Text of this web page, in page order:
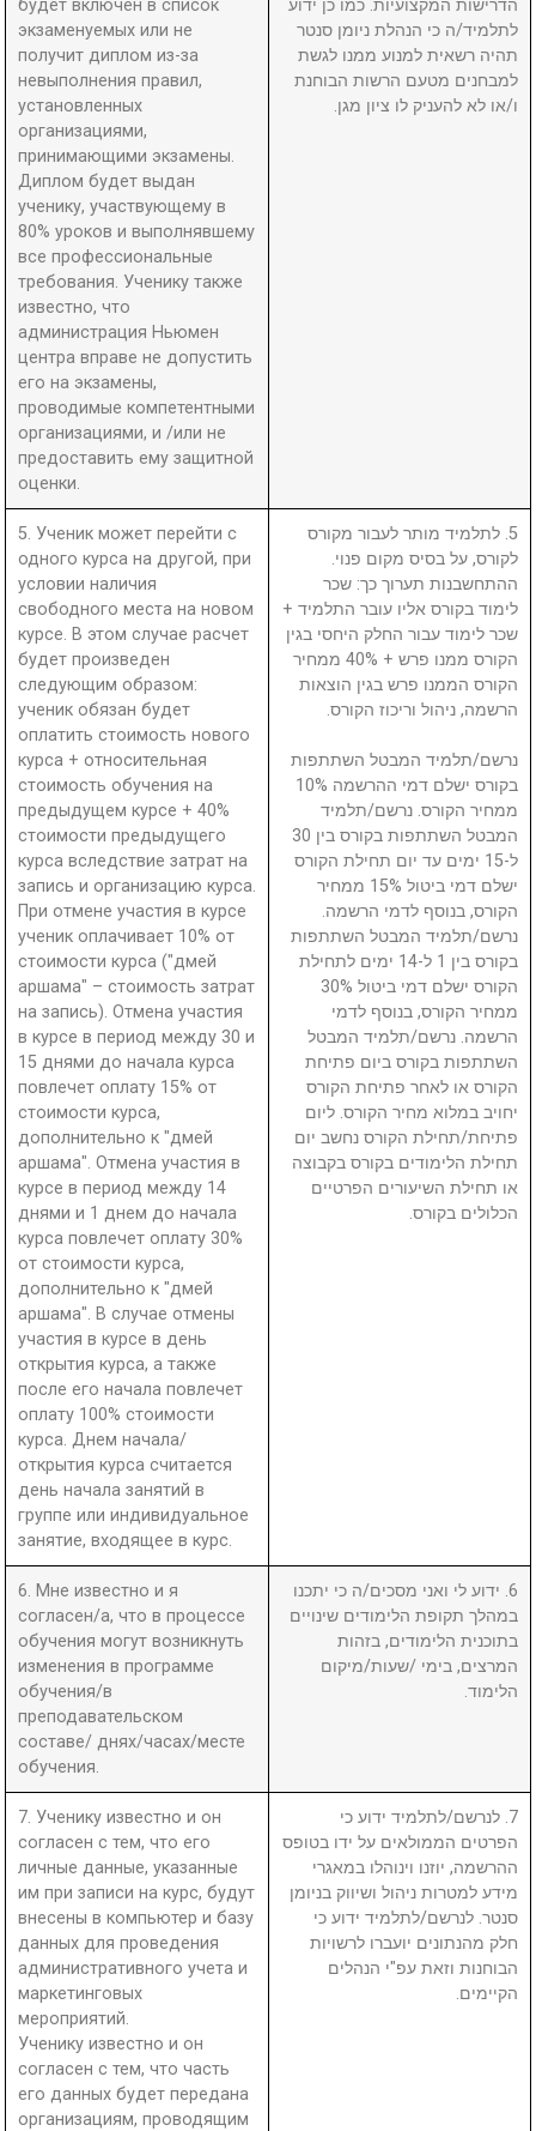
будет включен в список
экзаменуемых или не
получит диплом из-за
невыполнения правил,
установленных
организациями,
принимающими экзамены.
Диплом будет выдан
ученику, участвующему в
80% уроков и выполнявшему
все профессиональные
требования. Ученику также
известно, что
администрация Ньюмен
центра вправе не допустить
его на экзамены,
проводимые компетентными
организациями, и /или не
предоставить ему защитной
оценки.
הדרישות המקצועיות. כמו כן ידוע
לתלמיד/ה כי הנהלת ניומן סנטר
תהיה רשאית למנוע ממנו לגשת
למבחנים מטעם הרשות הבוחנת
ו/או לא להעניק לו ציון מגן.
5. Ученик может перейти с
одного курса на другой, при
условии наличия
свободного места на новом
курсе. В этом случае расчет
будет произведен
следующим образом:
ученик обязан будет
оплатить стоимость нового
курса + относительная
стоимость обучения на
предыдущем курсе + 40%
стоимости предыдущего
курса вследствие затрат на
запись и организацию курса.
При отмене участия в курсе
ученик оплачивает 10% от
стоимости курса ("дмей
аршама" – стоимость затрат
на запись). Отмена участия
в курсе в период между 30 и
15 днями до начала курса
повлечет оплату 15% от
стоимости курса,
дополнительно к "дмей
аршама". Отмена участия в
курсе в период между 14
днями и 1 днем до начала
курса повлечет оплату 30%
от стоимости курса,
дополнительно к "дмей
аршама". В случае отмены
участия в курсе в день
открытия курса, а также
после его начала повлечет
оплату 100% стоимости
курса. Днем начала/
открытия курса считается
день начала занятий в
группе или индивидуальное
занятие, входящее в курс.
5. לתלמיד מותר לעבור מקורס
לקורס, על בסיס מקום פנוי.
ההתחשבנות תערוך כך: שכר
לימוד בקורס אליו עובר התלמיד +
שכר לימוד עבור החלק היחסי בגין
הקורס ממנו פרש + 40% ממחיר
הקורס הממנו פרש בגין הוצאות
הרשמה, ניהול וריכוז הקורס.
נרשם/תלמיד המבטל השתתפות
בקורס ישלם דמי ההרשמה 10%
ממחיר הקורס. נרשם/תלמיד
המבטל השתתפות בקורס בין 30
ל-15 ימים עד יום תחילת הקורס
ישלם דמי ביטול 15% ממחיר
הקורס, בנוסף לדמי הרשמה.
נרשם/תלמיד המבטל השתתפות
בקורס בין 1 ל-14 ימים לתחילת
הקורס ישלם דמי ביטול 30%
ממחיר הקורס, בנוסף לדמי
הרשמה. נרשם/תלמיד המבטל
השתתפות בקורס ביום פתיחת
הקורס או לאחר פתיחת הקורס
יחויב במלוא מחיר הקורס. ליום
פתיחת/תחילת הקורס נחשב יום
תחילת הלימודים בקורס בקבוצה
או תחילת השיעורים הפרטיים
הכלולים בקורס.
6. Мне известно и я
согласен/а, что в процессе
обучения могут возникнуть
изменения в программе
обучения/в
преподавательском
составе/ днях/часах/месте
обучения.
6. ידוע לי ואני מסכים/ה כי יתכנו
במהלך תקופת הלימודים שינויים
בתוכנית הלימודים, בזהות
המרצים, בימי /שעות/מיקום
הלימוד.
7. Ученику известно и он
согласен с тем, что его
личные данные, указанные
им при записи на курс, будут
внесены в компьютер и базу
данных для проведения
административного учета и
маркетинговых
мероприятий.
Ученику известно и он
согласен с тем, что часть
его данных будет передана
организациям, проводящим
7. לנרשם/לתלמיד ידוע כי
הפרטים הממולאים על ידו בטופס
ההרשמה, יוזנו וינוהלו במאגרי
מידע למטרות ניהול ושיווק בניומן
סנטר. לנרשם/לתלמיד ידוע כי
חלק מהנתונים יועברו לרשויות
הבוחנות וזאת עפ"י הנהלים
הקיימים.